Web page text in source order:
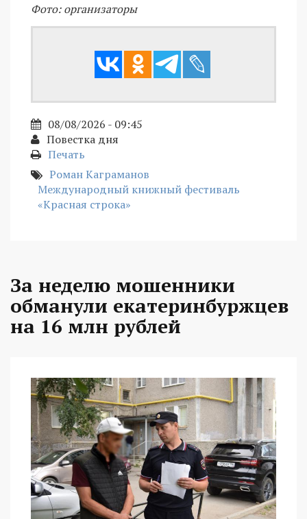
Фото: организаторы
08/08/2026 - 09:45
Повестка дня
Печать
Роман Каграманов
Международный книжный фестиваль
«Красная строка»
За неделю мошенники
обманули екатеринбуржцев
на 16 млн рублей